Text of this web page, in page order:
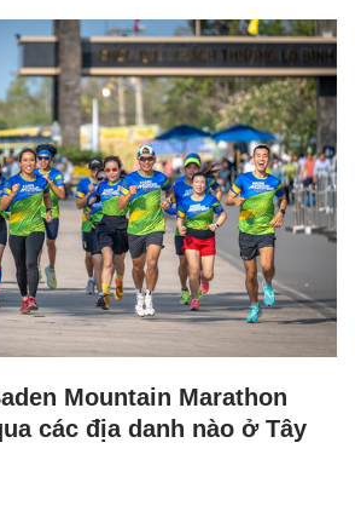
Mountain Marathon
các địa danh nào ở Tây